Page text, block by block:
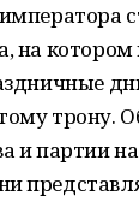
на котором
трону.
и партии